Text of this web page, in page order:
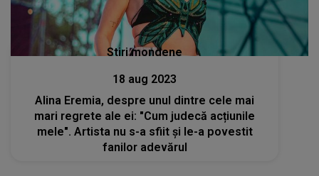
Stiri mondene
18 aug 2023
Alina Eremia, despre unul dintre cele mai
mari regrete ale ei: "Cum judecă acțiunile
mele". Artista nu s-a sfiit și le-a povestit
fanilor adevărul